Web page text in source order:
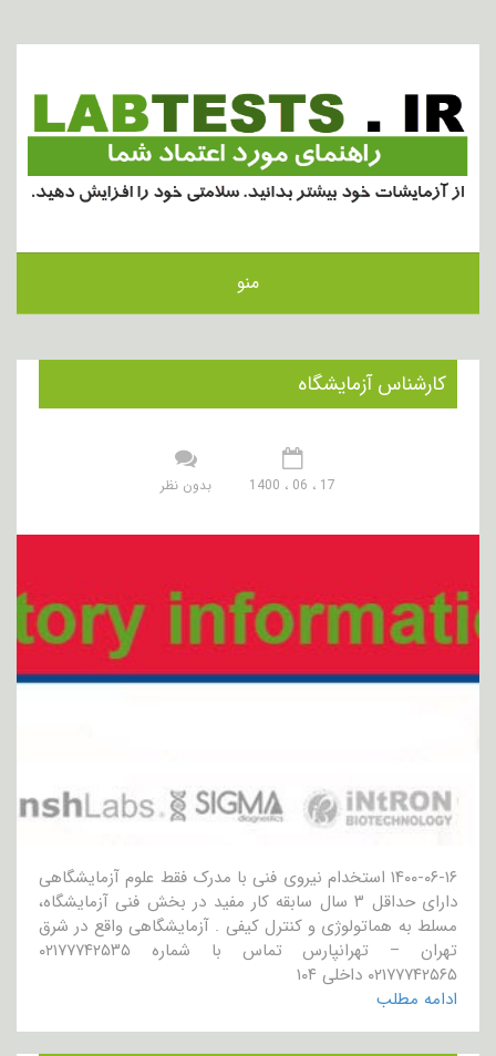
منو
کارشناس آزمایشگاه
17 ، 06 ، 1400 بدون نظر
۱۴۰۰-۰۶-۱۶ استخدام نیروی فنی با مدرک فقط علوم آزمایشگاهی
دارای حداقل ۳ سال سابقه کار مفید در بخش فنی آزمایشگاه،
مسلط به هماتولوژی و کنترل کیفی . آزمایشگاهی واقع در شرق
تهران – تهرانپارس تماس با شماره ۰۲۱۷۷۷۴۲۵۳۵
۰۲۱۷۷۷۴۲۵۶۵ داخلی ۱۰۴
ادامه مطلب